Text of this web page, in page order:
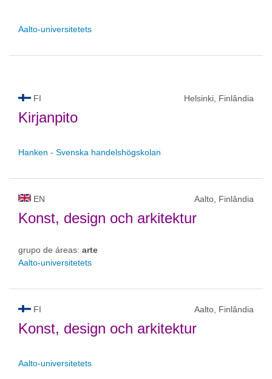
Aalto-universitetets
FI Helsinki, Finlândia
Kirjanpito
Hanken - Svenska handelshögskolan
EN Aalto, Finlândia
Konst, design och arkitektur
grupo de áreas: arte
Aalto-universitetets
FI Aalto, Finlândia
Konst, design och arkitektur
Aalto-universitetets